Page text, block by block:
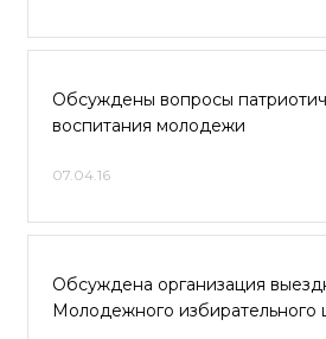
Обсуждены вопросы
воспитания молодежи
07.04.16
Обсуждена организация
Молодежного избирательного